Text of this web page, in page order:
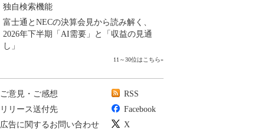
独自検索機能
富士通とNECの決算会見から読み解く、
2026年下半期「AI需要」と「収益の見通
し」
11～30位はこちら»
ご意見・ご感想
リリース送付先
広告に関するお問い合わせ
RSS
Facebook
X